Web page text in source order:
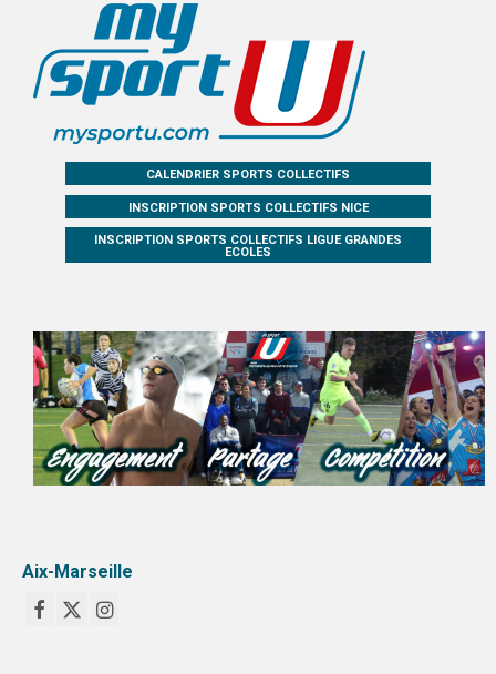
CALENDRIER SPORTS COLLECTIFS
INSCRIPTION SPORTS COLLECTIFS NICE
INSCRIPTION SPORTS COLLECTIFS LIGUE GRANDES
ECOLES
Aix-Marseille